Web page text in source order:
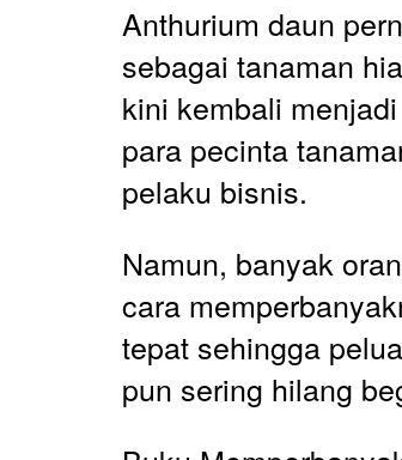
Anthurium daun
sebagai tanaman
kini kembali
para pecinta
pelaku bisnis.
Namun, banyak
cara
tepat sehingga
pun sering hilang